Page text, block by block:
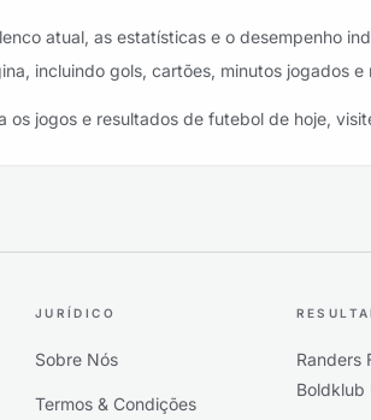
atual, as estatísticas e o desempenho
incluindo gols, cartões, minutos jogados e
os jogos e resultados de futebol de hoje,
JURÍDICO
Sobre Nós
Termos & Condições
Randers
Boldklub